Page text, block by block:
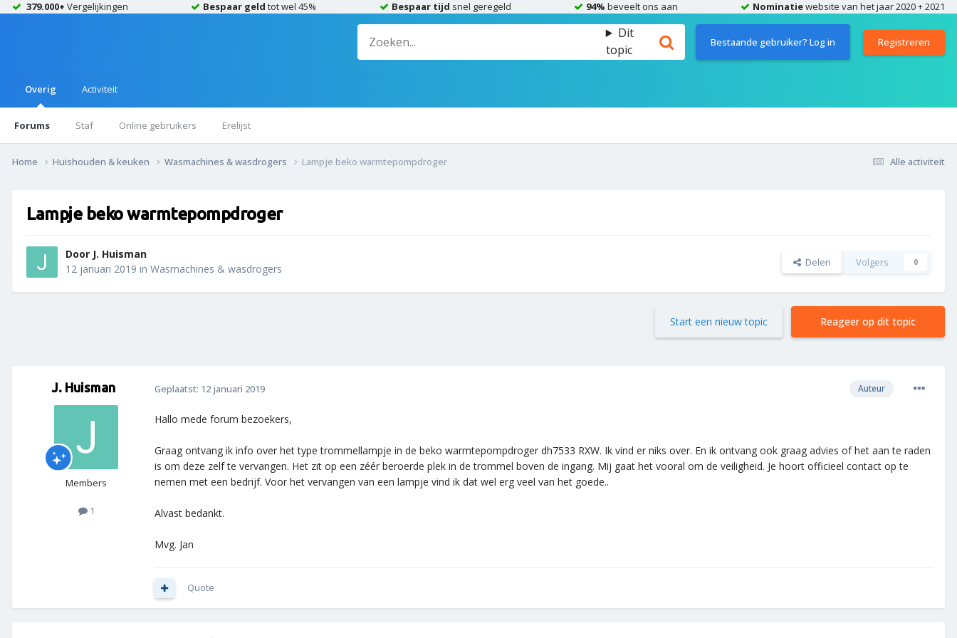
379.000+ Vergelijkingen Bespaar geld tot wel 45% Bespaar tijd snel geregeld 94% beveelt ons aan Nominatiewebsite van het jaar 2020 + 2021
Dit
topic
Bestaande gebruiker? Log in Registreren
Overig
Forums Staf Online gebruikers Erelijst
Activiteit
Alle activiteit
Home Huishouden & keuken Wasmachines & wasdrogers Lampje beko warmtepompdroger
Lampje beko warmtepompdroger
Door J. Huisman
12 januari 2019 in Wasmachines & wasdrogers Delen Volgers 0
Reageer op dit topic
Start een nieuw topic
J. Huisman
Members
1
Auteur
Geplaatst: 12 januari 2019
Hallo mede forum bezoekers,
Graag ontvang ik info over het type trommellampje in de beko warmtepompdroger dh7533 RXW. Ik vind er niks over. En ik ontvang ook graag advies of het aan te raden
is om deze zelf te vervangen. Het zit op een zéér beroerde plek in de trommel boven de ingang. Mij gaat het vooral om de veiligheid. Je hoort officieel contact op te
nemen met een bedrijf. Voor het vervangen van een lampje vind ik dat wel erg veel van het goede..
Alvast bedankt.
Mvg. Jan
Quote